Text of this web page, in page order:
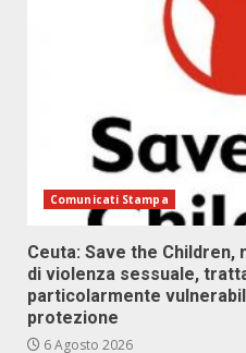
Comunicati Stampa
Ceuta: Save the
di violenza sessuale,
particolarmente
protezione
6 Agosto 2026